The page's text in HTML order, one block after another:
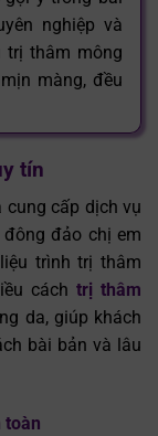
nghiệp và
trị thâm mông
màng, đều
tín
cung cấp dịch vụ
đảo chị em
trình trị thâm
cách trị thâm
da, giúp khách
bài bản và lâu
toàn